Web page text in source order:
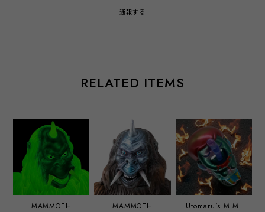
通報する
RELATED ITEMS
MAMMOTH
MAMMOTH
Utomaru's MIMI